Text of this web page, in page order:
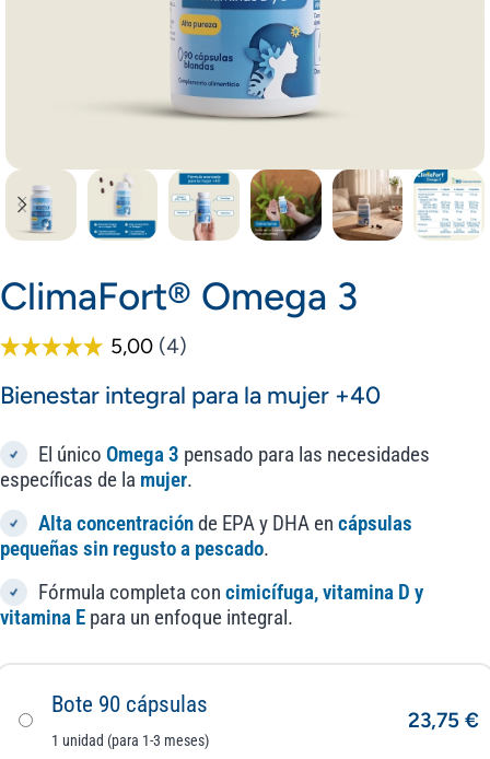
ClimaFort® Omega 3
Bienestar integral para la mujer +40
El único Omega 3 pensado para las necesidades
específicas de la mujer.
Alta concentraciónde EPA y DHA en cápsulas
pequeñas sin regusto a pescado.
Fórmula completa con cimicífuga, vitamina D y
vitamina E para un enfoque integral.
Bote 90 cápsulas
23,75 €
1 unidad (para 1-3 meses)